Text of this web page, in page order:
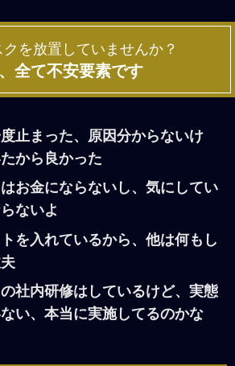
を放置していませんか？
全て不安要素です
止まった、原因分からないけ
から良かった
お金にならないし、気にしてい
ないよ
を入れているから、他は何もし
社内研修はしているけど、実態
い、本当に実施してるのかな